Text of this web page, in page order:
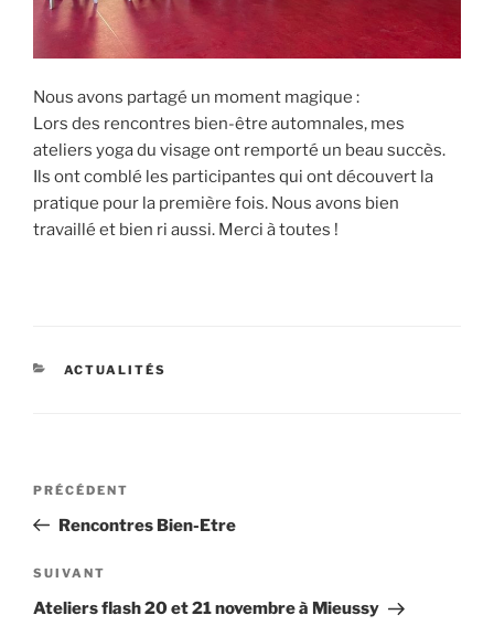
Nous avons partagé un moment magique :
Lors des rencontres bien-être automnales, mes
ateliers yoga du visage ont remporté un beau succès.
Ils ont comblé les participantes qui ont découvert la
pratique pour la première fois. Nous avons bien
travaillé et bien ri aussi. Merci à toutes !
CATÉGORIES
ACTUALITÉS
Navigation
l’article
Article
précédent
PRÉCÉDENT
Rencontres Bien-Etre
Article
suivant
SUIVANT
Ateliers flash 20 et 21 novembre à Mieussy